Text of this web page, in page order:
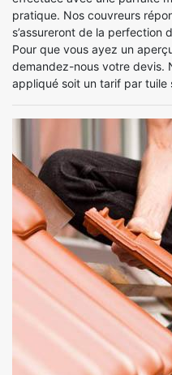
pratique. Nos couvreurs
s’assureront de la perfection
Pour que vous ayez un
demandez-nous votre devis.
appliqué soit un tarif par tuile